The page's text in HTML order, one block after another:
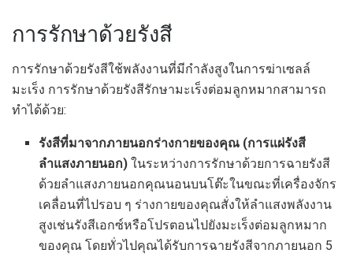
การรักษาด้วยรังสี
การรักษาด้วยรังสีใช้พลังงานที่มีกำลังสูงในการฆ่าเซลล์
มะเร็ง การรักษาด้วยรังสีรักษามะเร็งต่อมลูกหมากสามารถ
ทำได้ด้วย:
รังสีที่มาจากภายนอกร่างกายของคุณ (การแผ่รังสี
ลำแสงภายนอก) ในระหว่างการรักษาด้วยการฉายรังสี
ด้วยลำแสงภายนอกคุณนอนบนโต๊ะในขณะที่เครื่องจักร
เคลื่อนที่ไปรอบ ๆ ร่างกายของคุณสั่งให้ลำแสงพลังงาน
สูงเช่นรังสีเอกซ์หรือโปรตอนไปยังมะเร็งต่อมลูกหมาก
ของคุณ โดยทั่วไปคุณได้รับการฉายรังสีจากภายนอก 5